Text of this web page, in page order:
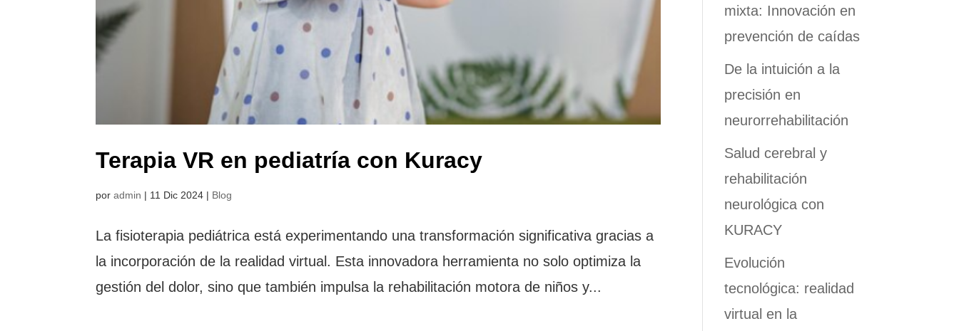
Terapia VR en pediatría con Kuracy
poradmin | 11 Dic 2024 | Blog
La fisioterapia pediátrica está experimentando una transformación significativa gracias a
la incorporación de la realidad virtual. Esta innovadora herramienta no solo optimiza la
gestión del dolor, sino que también impulsa la rehabilitación motora de niños y...
mixta: Innovación en
prevención de caídas
De la intuición a la
precisión en
neurorrehabilitación
Salud cerebral y
rehabilitación
neurológica con
KURACY
Evolución
tecnológica: realidad
virtual en la